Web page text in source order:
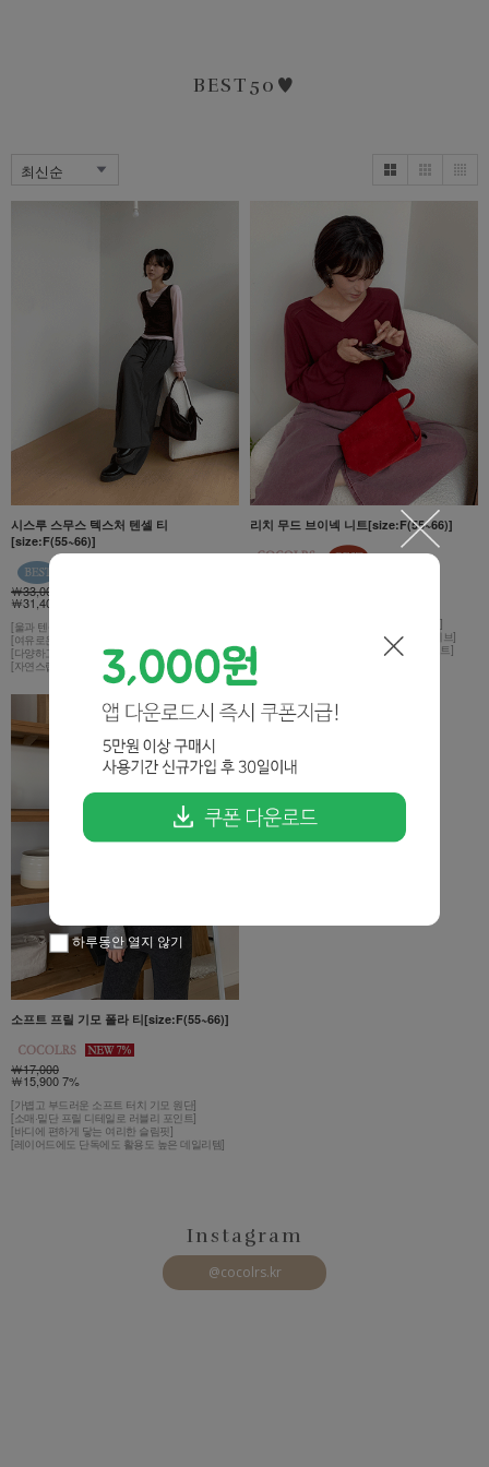
BEST50♥
시스루 스무스 텍스처 텐셀 티
[size:F(55~66)]
￦33,000
￦31,400 5%
[울과 텐셀 블렌딩으로 보드랍고 촉촉한 텍스쳐]
[여유로운 핏감으로 편안하게]
[다양하고 은은한 컬러감으로 재미있게]
[자연스럽게 잡히는 셔링 디테일]
리치 무드 브이넥 니트[size:F(55~66)]
[드라이하면서도 유연한 아크릴 혼방 소재]
[여리하게 떨어지는 레글런 소매와 롱 슬리브]
[데일리부터 레이어드까지 활용도 높은 니트]
소프트 프릴 기모 폴라 티[size:F(55~66)]
￦17,000
￦15,900 7%
[가볍고 부드러운 소프트 터치 기모 원단]
[소매·밑단 프릴 디테일로 러블리 포인트]
[바디에 편하게 닿는 여리한 슬림핏]
[레이어드에도 단독에도 활용도 높은 데일리템]
Instagram
@cocolrs.kr
하루동안 열지 않기